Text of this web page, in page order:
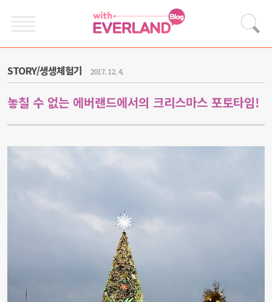
STORY/생생체험기 2017. 12. 4.
놓칠 수 없는 에버랜드에서의 크리스마스 포토타임!